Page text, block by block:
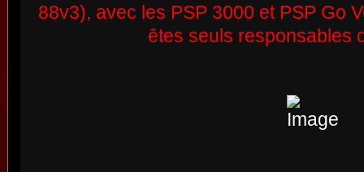
88v3), avec les PSP 3000 et PSP Go
êtes seuls responsables